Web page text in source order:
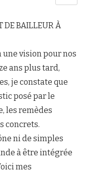
DE BAILLEUR À
une vision pour nos
ans plus tard,
je constate que
posé par le
les remèdes
concrets.
ni de simples
à être intégrée
mes